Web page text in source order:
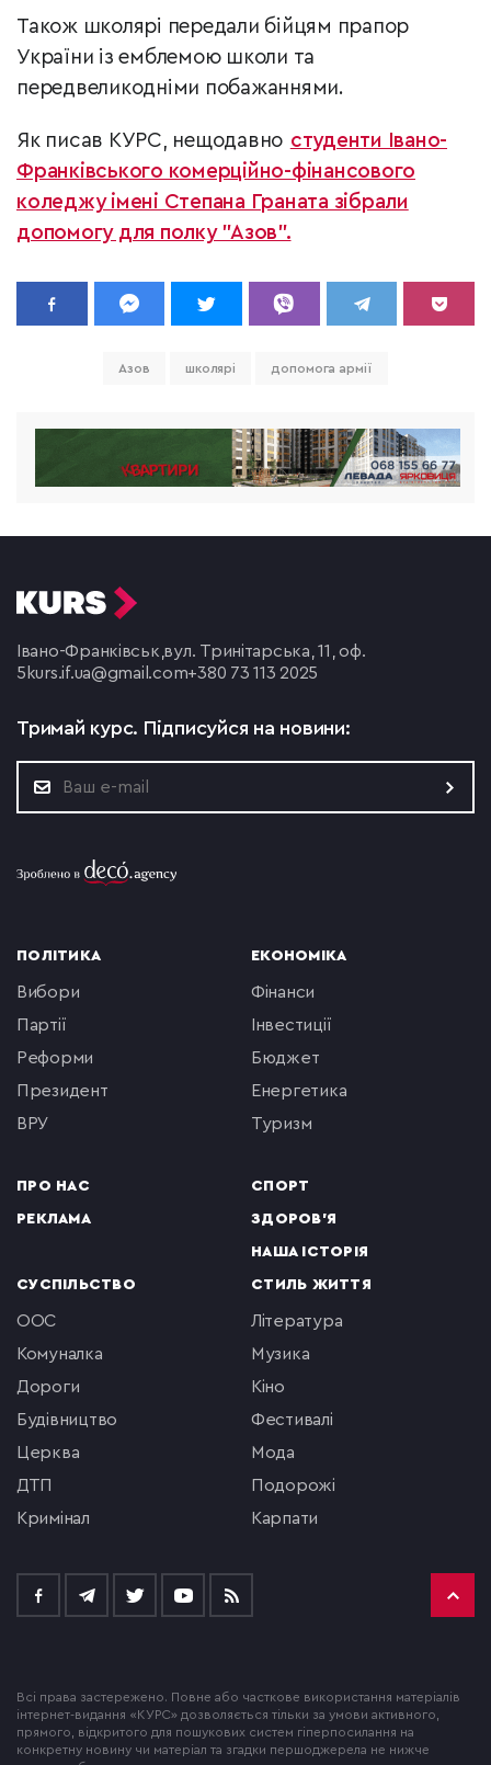
Також школярі передали бійцям прапор
України із емблемою школи та
передвеликодніми побажаннями.
Як писав КУРС, нещодавно студенти Івано-
Франківського комерційно-фінансового
коледжу імені Степана Граната зібрали
допомогу для полку "Азов".
Азов школярі допомога армії
Івано-Франківськ,вул. Тринітарська, 11, оф.
5 kurs.if.ua@gmail.com+380 73 113 2025
Тримай курс. Підписуйся на новини:
ПОЛІТИКА
вибори
партії
реформи
президент
ВРУ
ПРО НАС
РЕКЛАМА
ЕКОНОМІКА
фінанси
інвестиції
бюджет
енергетика
туризм
СПОРТ
ЗДОРОВ'Я
НАША ІСТОРІЯ
СУСПІЛЬСТВО
ООС
комуналка
Дороги
будівництво
церква
ДТП
кримінал
СТИЛЬ ЖИТТЯ
література
музика
кіно
фестивалі
мода
подорожі
Карпати
Всі права застережено. Повне або часткове використання матеріалів
інтернет-видання «КУРС» дозволяється тільки за умови активного,
прямого, відкритого для пошукових систем гіперпосилання на
конкретну новину чи матеріал та згадки першоджерела не нижче